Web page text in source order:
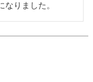
りました。